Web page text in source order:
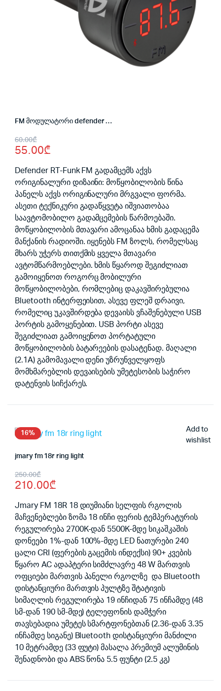
FM მოდულატორი defender RT-funk
60.00₾
Original
price
was:
60.00₾.
55.00₾
Current
price
is:
55.00₾.
Defender RT-Funk FM გადამცემს აქვს
ორიგინალური დიზაინი: მოწყობილობის წინა
პანელს აქვს ორიგინალური მრგვალი ფორმა.
ასეთი ტექნიკური გადაწყვეტა იშვიათობაა
საავტომობილო გადამცემების წარმოებაში.
მოწყობილობის მთავარი ამოცანაა ხმის გადაცემა
მანქანის რადიოში. იყენებს FM ზოლს, რომელსაც
მხარს უჭერს თითქმის ყველა მთავარი
ავტომწარმოებლები. ხმის წყაროდ შეგიძლიათ
გამოიყენოთ როგორც მობილური
მოწყობილობები, რომლებიც დაკავშირებულია
Bluetooth ინტერფეისით, ასევე ფლეშ დრაივი,
რომელიც უკავშირდება დევაისს ვჩაშენებული USB
პორტის გამოყენებით. USB პორტი ასევე
შეგიძლიათ გამოიყენოთ პორტატული
მოწყობილობის ბატარეების დასატენად. მაღალი
(2.1A) გამომავალი დენი უზრუნველყოფს
მომხმარებლის დევაისების უმეტესობის საჭირო
დატენვის სიჩქარეს.
16%
Add to
wishlist
jmary fm 18r ring light
250.00₾
Original
price
was:
250.00₾.
210.00₾
Current
price
is:
210.00₾.
Jmary FM 18R 18 დიუმიანი სელფის რგოლის
მაჩვენებლები ზომა 18 ინჩი ფერის ტემპერატურის
რეგულირება 2700K-დან 5500K-მდე სიკაშკაშის
დონეები 1%-დან 100%-მდე LED ნათურები 240
ცალი CRI (ფერების გაცემის ინდექსი) 90+ კვების
წყარო AC ადაპტერი სიმძლავრე 48 W მართვის
ოფციები მართვის პანელი რგოლზე და Bluetooth
დისტანციური მართვის პულტზე შტატივის
სიმაღლის რეგულირება 19 ინჩიდან 75 ინჩამდე (48
სმ-დან 190 სმ-მდე) ტელეფონის დამჭერი
თავსებადია უმეტეს სმარტფონებთან (2.36-დან 3.35
ინჩამდე სიგანე) Bluetooth დისტანციური მანძილი
10 მეტრამდე (33 ფუტი) მასალა პრემიუმ ალუმინის
შენადნობი და ABS წონა 5.5 ფუნტი (2.5 კგ)